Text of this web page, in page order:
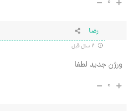
۰
رضا
ورژن جدید لطفا
۰